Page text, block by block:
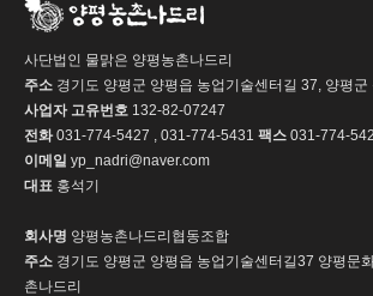
사단법인 물맑은 양평농촌나드리
주소 경기도 양평군 양평읍 농업기술센터길 37, 양평군
사업자 고유번호 132-82-07247
전화031-774-5427 , 031-774-5431 팩스 031-774-
이메일 yp_nadri@naver.com
대표 홍석기
회사명 양평농촌나드리협동조합
주소 경기도 양평군 양평읍 농업기술센터길37 양평문
촌나드리